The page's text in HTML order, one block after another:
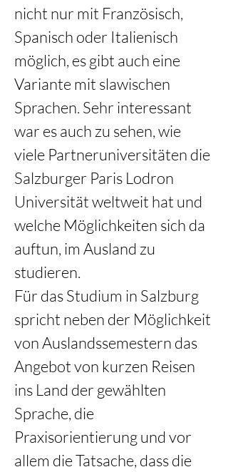
nicht nur mit Französisch,
Spanisch oder Italienisch
möglich, es gibt auch eine
Variante mit slawischen
Sprachen. Sehr interessant
war es auch zu sehen, wie
viele Partneruniversitäten die
Salzburger Paris Lodron
Universität weltweit hat und
welche Möglichkeiten sich da
auftun, im Ausland zu
studieren.
Für das Studium in Salzburg
spricht neben der Möglichkeit
von Auslandssemestern das
Angebot von kurzen Reisen
ins Land der gewählten
Sprache, die
Praxisorientierung und vor
allem die Tatsache, dass die